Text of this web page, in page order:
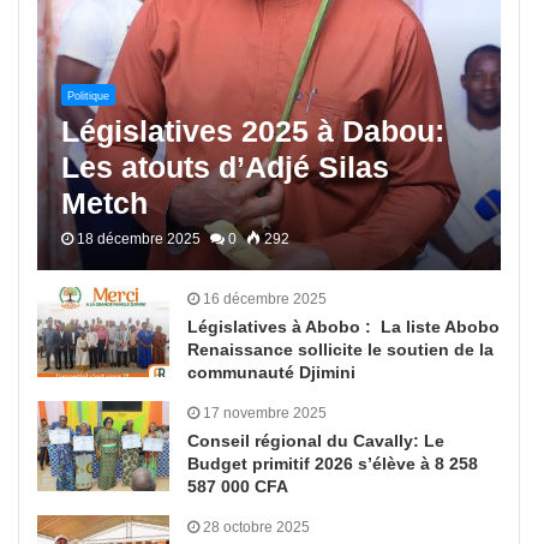
Politique
Législatives 2025 à Dabou:
Les atouts d’Adjé Silas
Metch
18 décembre 2025 0 292
16 décembre 2025
Législatives à Abobo : La liste Abobo
Renaissance sollicite le soutien de la
communauté Djimini
17 novembre 2025
Conseil régional du Cavally: Le
Budget primitif 2026 s’élève à 8 258
587 000 CFA
28 octobre 2025